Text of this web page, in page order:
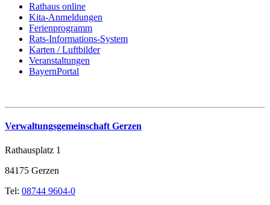
Rathaus online
Kita-Anmeldungen
Ferienprogramm
Rats-Informations-System
Karten / Luftbilder
Veranstaltungen
BayernPortal
Verwaltungsgemeinschaft Gerzen
Rathausplatz 1
84175 Gerzen
Tel: 08744 9604-0